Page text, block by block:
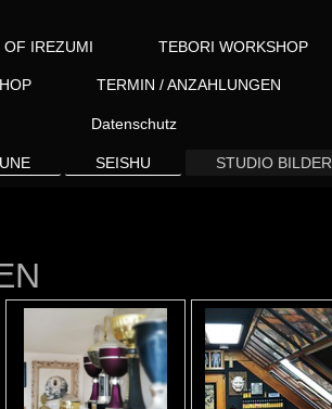
OF IREZUMI TEBORI WORKSHOP
TERMIN / ANZAHLUNGEN
Datenschutz
SEISHU STUDIO BILDER